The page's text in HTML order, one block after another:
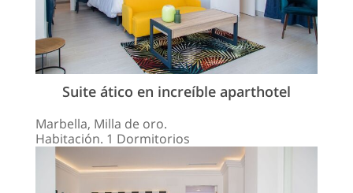
Suite ático en increíble aparthotel
Marbella, Milla de oro.
Habitación. 1 Dormitorios